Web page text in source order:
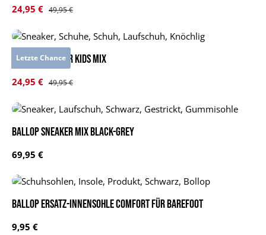
Verkaufspreis:
24,95 € Regulärer Preis:
49,95 €
Letzte Chance
BALLOP Sneaker Kids Mix
Verkaufspreis:
24,95 € Regulärer Preis:
49,95 €
BALLOP Sneaker Mix black-grey
Regulärer Preis:
69,95 €
BALLOP Ersatz-Innensohle Comfort für Barefoot
Regulärer Preis:
9,95 €